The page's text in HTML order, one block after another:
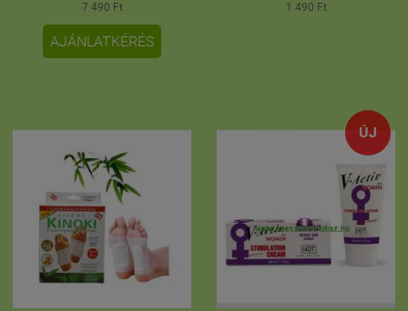
7 490 Ft
AJÁNLATKÉRÉS
1 490 Ft
ÚJ